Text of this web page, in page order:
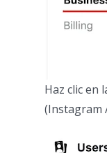
Haz clic en
(Instagram